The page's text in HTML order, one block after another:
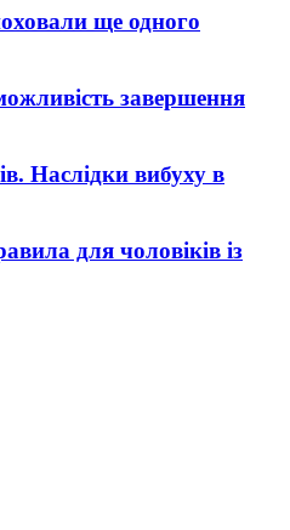
ще одного
завершення
Наслідки вибуху в
для чоловіків із